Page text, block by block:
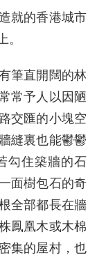
就的香港城市
。
筆直開闊的林
常予人以因陋
交匯的小塊空
縫裏也能鬱鬱
勾住築牆的石
面樹包石的奇
全部都長在牆
鳳凰木或木棉
集的屋村，也